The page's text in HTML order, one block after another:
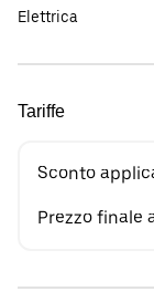
Elettrica
Tariffe
Sconto
Prezzo finale